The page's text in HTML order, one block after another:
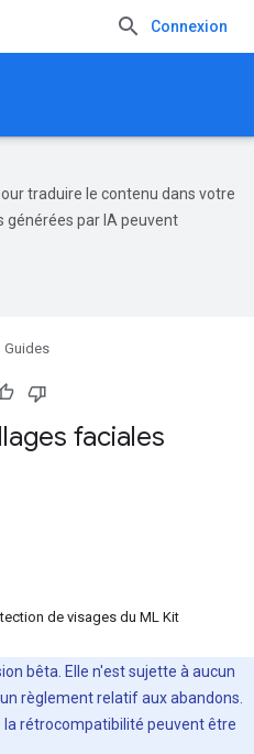
Connexion
traduire le contenu dans votre
générées par IA peuvent
Guides
faciales
de visages du ML Kit
bêta. Elle n'est sujette à aucun
règlement relatif aux abandons.
rétrocompatibilité peuvent être